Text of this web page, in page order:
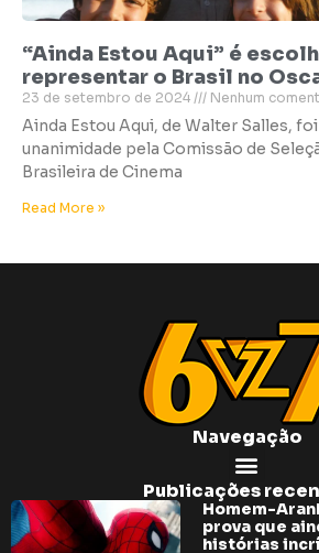
“Ainda Estou Aqui” é
representar o Brasil no
23 de setembro de 2024 Nenhum
Ainda Estou Aqui, de Walter Salles,
unanimidade pela Comissão de
Brasileira de Cinema
Read More »
Navegação
Publicações
Homem-
prova que
histórias